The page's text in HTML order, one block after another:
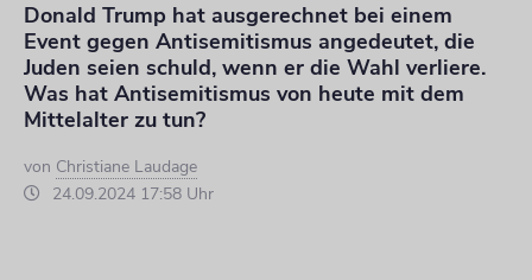
Donald Trump hat ausgerechnet bei einem
Event gegen Antisemitismus angedeutet, die
Juden seien schuld, wenn er die Wahl verliere.
Was hat Antisemitismus von heute mit dem
Mittelalter zu tun?
von Christiane Laudage
24.09.2024 17:58 Uhr